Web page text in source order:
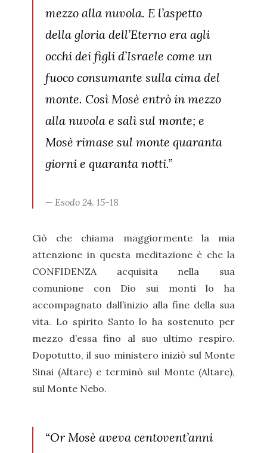
mezzo alla nuvola. E l’aspetto
della gloria dell’Eterno era agli
occhi dei figli d’Israele come un
fuoco consumante sulla cima del
monte. Così Mosè entrò in mezzo
alla nuvola e salì sul monte; e
Mosè rimase sul monte quaranta
giorni e quaranta notti.”
Esodo 24. 15-18
Ciò che chiama maggiormente la mia
attenzione in questa meditazione è che la
CONFIDENZA acquisita nella sua
comunione con Dio sui monti lo ha
accompagnato dall’inizio alla fine della sua
vita. Lo spirito Santo lo ha sostenuto per
mezzo d’essa fino al suo ultimo respiro.
Dopotutto, il suo ministero iniziò sul Monte
Sinai (Altare) e terminò sul Monte (Altare),
sul Monte Nebo.
“Or Mosè aveva centovent’anni